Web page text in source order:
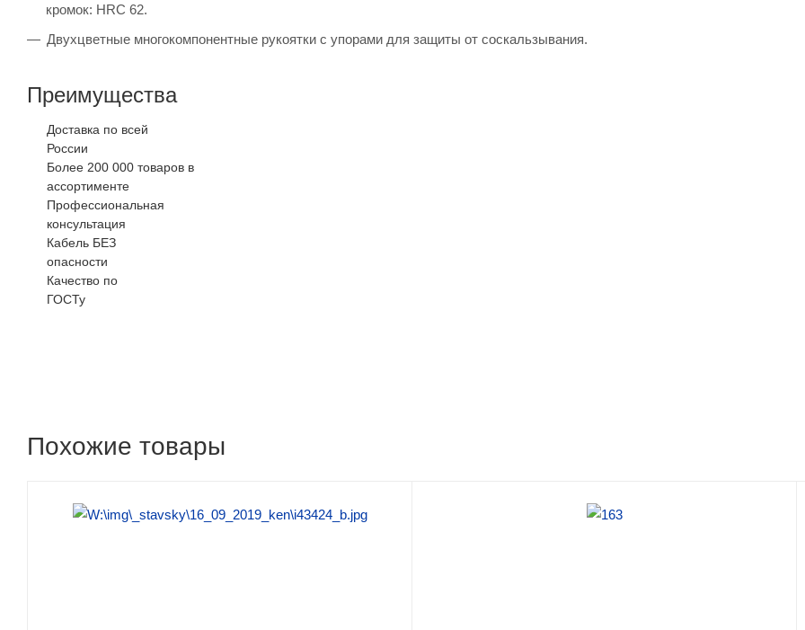
кромок: HRC 62.
Двухцветные многокомпонентные рукоятки с упорами для защиты от соскальзывания.
Преимущества
Доставка по всей
России
Более 200 000 товаров в
ассортименте
Профессиональная
консультация
Кабель БЕЗ
опасности
Качество по
ГОСТу
Похожие товары